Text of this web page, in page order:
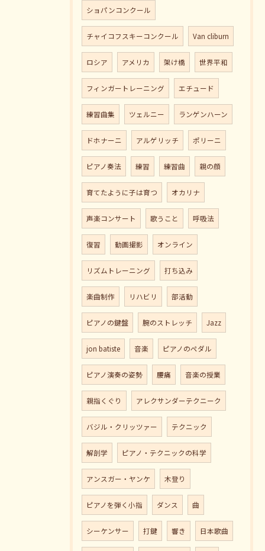
ショパンコンクール
チャイコフスキーコンクール Van cliburn
ロシア アメリカ 架け橋 世界平和
フィンガートレーニング エチュード
練習曲集 ツェルニー ランゲンハーン
ドホナーニ アルゲリッチ ポリーニ
ピアノ奏法 練習 練習曲 親の顔
育てたように子は育つ オカリナ
声楽コンサート 歌うこと 呼吸法
復習 動画撮影 オンライン
リズムトレーニング 打ち込み
楽曲制作 リハビリ 部活動
ピアノの鍵盤 腕のストレッチ Jazz
jon batiste 音楽 ピアノのペダル
ピアノ演奏の姿勢 腰痛 音楽の授業
親指くぐり アレクサンダーテクニーク
バジル・クリッツァー テクニック
解剖学 ピアノ・テクニックの科学
アンスガー・ヤンケ 木登り
ピアノを弾く小指 ダンス 曲
シーケンサー 打鍵 響き 日本歌曲